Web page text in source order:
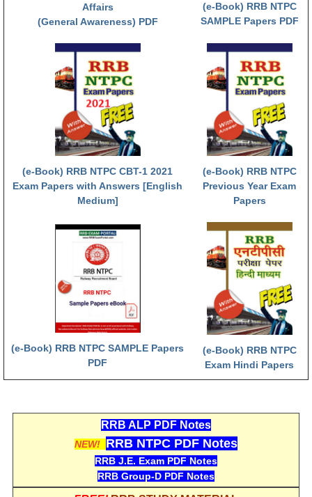
Group-D
Group-D Exam Paper
रेलवे ग्रुप -डी परीक्षा
RRB NTPC (Tier-1) Papers
RRB NTPC (Tier-2) Papers
RRB NTPC (Tier-1) परीक्षा पेपर
RRB ALP Exam Papers
ALP Psychological Tests
Mock Test for Junior Engineers
RRB Online Exams Sample Test
PARAMEDICAL
PARAMEDICAL Syllabus
PARAMEDICAL Apply Online
Affairs
(General Awareness) PDF
(e-Book) RRB NTPC
SAMPLE Papers PDF
(e-Book) RRB NTPC CBT-1 2021
Exam Papers with Answers [English
Medium]
(e-Book) RRB NTPC
Previous Year Exam
Papers
(e-Book) RRB NTPC SAMPLE Papers
PDF
(e-Book) RRB NTPC
Exam Hindi Papers
RRB ALP PDF Notes
NEW! RRB NTPC PDF Notes
RRB J.E. Exam PDF Notes
RRB Group-D PDF Notes